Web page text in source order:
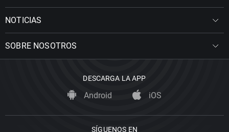
NOTICIAS
SOBRE NOSOTROS
DESCARGA LA APP
Android iOS
SÍGUENOS EN